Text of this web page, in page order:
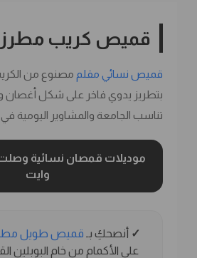
قميص كريب مطرز
قميص نسائي مقلم مصنوع من
بتطريز يدوي فاخر على شكل أغصان
تناسب الجامعة والمشاوير اليومية في
موديلات قمصان نسائية وصلت
وايت
✓ أنصحكِ بـ قميص طويل
على الأكمام من خام البوبلين